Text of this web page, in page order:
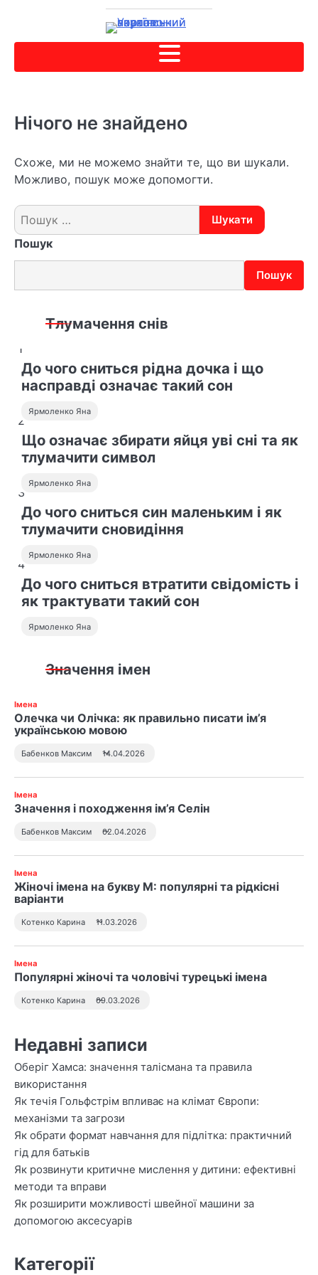
Нічого не знайдено
Схоже, ми не можемо знайти те, що ви шукали.
Можливо, пошук може допомогти.
Пошук:
Пошук
Пошук
Тлумачення снів
1
До чого сниться рідна дочка і що
насправді означає такий сон
Ярмоленко Яна
2
Що означає збирати яйця уві сні та як
тлумачити символ
Ярмоленко Яна
3
До чого сниться син маленьким і як
тлумачити сновидіння
Ярмоленко Яна
4
До чого сниться втратити свідомість і
як трактувати такий сон
Ярмоленко Яна
Значення імен
Імена
Олечка чи Олічка: як правильно писати ім’я
українською мовою
Бабенков Максим 14.04.2026
Імена
Значення і походження ім’я Селін
Бабенков Максим 02.04.2026
Імена
Жіночі імена на букву М: популярні та рідкісні
варіанти
Котенко Карина 11.03.2026
Імена
Популярні жіночі та чоловічі турецькі імена
Котенко Карина 09.03.2026
Недавні записи
Оберіг Хамса: значення талісмана та правила
використання
Як течія Гольфстрім впливає на клімат Європи:
механізми та загрози
Як обрати формат навчання для підлітка: практичний
гід для батьків
Як розвинути критичне мислення у дитини: ефективні
методи та вправи
Як розширити можливості швейної машини за
допомогою аксесуарів
Категорії